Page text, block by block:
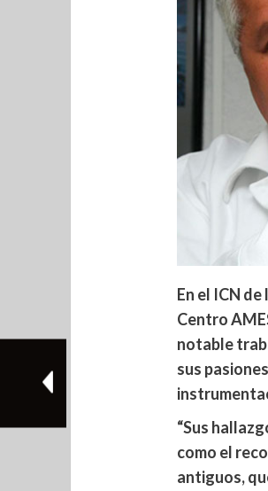
En el ICN
Centro
notable
sus
“Sus
como el
antiguos,